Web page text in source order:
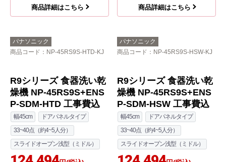
燥機 NP-45RS9S+ENS
P-SDM-HTW 工事費込
33~40点（約4~5人分）
スライドオープン浅型（ミドル）
124,494 円(税込)
商品詳細はこちら
商品詳細はこちら
パナソニック
商品コード：NP-45RS9S-HTD-KJ
パナソニック
商品コード：NP-45RS9S-HSW-KJ